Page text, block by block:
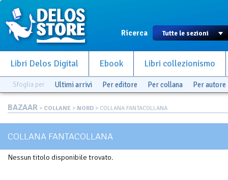
Ricerca
Libri Delos Digital Ebook Libri collezionismo
Sfoglia per Ultimi arrivi Per editore Per collana Per autore
BAZAAR > COLLANE > NORD > COLLANA FANTACOLLANA
COLLANA FANTACOLLANA
Nessun titolo disponibile trovato.